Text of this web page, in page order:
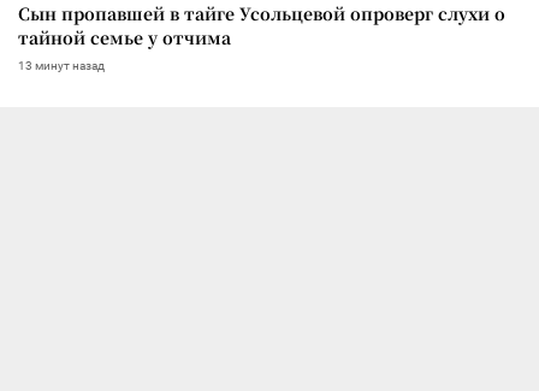
Сын пропавшей в тайге Усольцевой опроверг слухи о
тайной семье у отчима
13 минут назад